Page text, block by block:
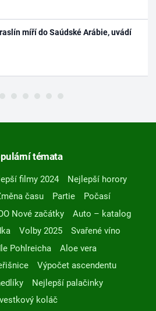
míří do Saúdské Arábie, uvádí
témata
filmy 2024
Nejlepší horory
času Partie
Počasí
Nové začátky
Auto – katalog
Volby 2025
Svařené víno
Pohlreicha
Aloe vera
Výpočet ascendentu
Nejlepší palačinky
koláč